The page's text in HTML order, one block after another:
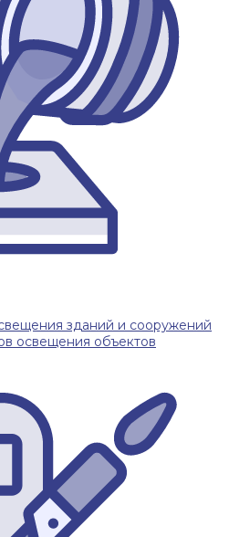
зданий и сооружений
освещения объектов